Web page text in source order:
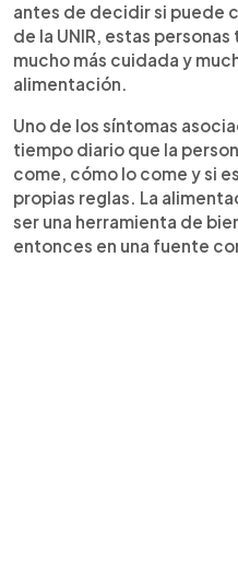
antes de decidir si puede
de la UNIR, estas
mucho más cuidada y
alimentación.
Uno de los síntomas
tiempo diario que la
come, cómo lo come y si
propias reglas. La
ser una herramienta de
entonces en una fuente